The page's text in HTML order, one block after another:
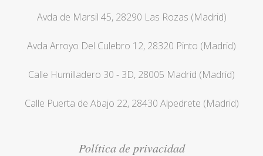
Avda de Marsil 45, 28290 Las Rozas (Madrid)
Avda Arroyo Del Culebro 12, 28320 Pinto (Madrid)
Calle Humilladero 30 - 3D, 28005 Madrid (Madrid)
Calle Puerta de Abajo 22, 28430 Alpedrete (Madrid)
Política de privacidad